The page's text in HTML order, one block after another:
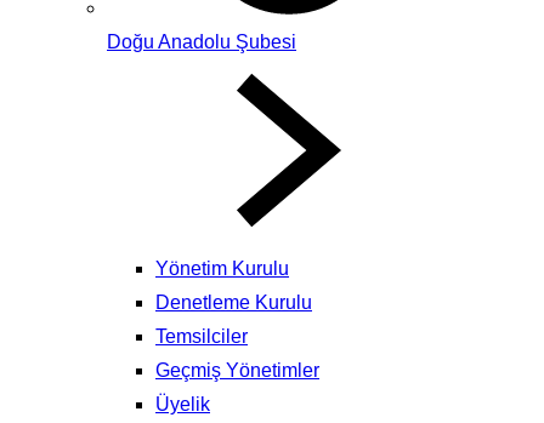
Doğu Anadolu Şubesi
Yönetim Kurulu
Denetleme Kurulu
Temsilciler
Geçmiş Yönetimler
Üyelik